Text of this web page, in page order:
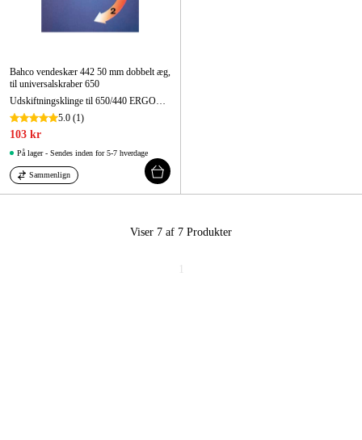
Bahco vendeskær 442 50 mm dobbelt æg,
til universalskraber 650
Udskiftningsklinge til 650/440 ERGO™ skraber, 50 mm
5.0 (1)
103 kr
På lager - Sendes inden for 5-7 hverdage
Sammenlign
Viser 7 af 7 Produkter